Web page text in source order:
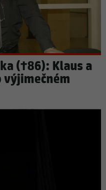
(†86): Klaus a